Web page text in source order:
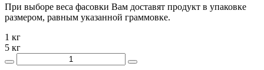
При выборе веса фасовки Вам доставят продукт в упаковке
размером, равным указанной граммовке.
1 кг
5 кг